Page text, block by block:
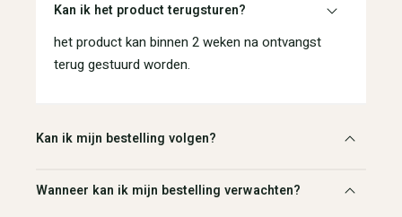
Kan ik het product terugsturen?
het product kan binnen 2 weken na ontvangst
terug gestuurd worden.
Kan ik mijn bestelling volgen?
Wanneer kan ik mijn bestelling verwachten?